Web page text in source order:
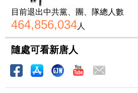
目前退出中共黨、團、隊總人數
464,856,034人
隨處可看新唐人